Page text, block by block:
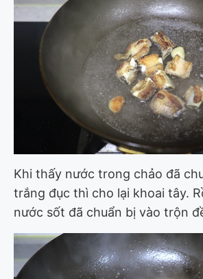
Khi thấy nước trong chảo đã
trắng đục thì cho lại khoai tây.
nước sốt đã chuẩn bị vào trộn